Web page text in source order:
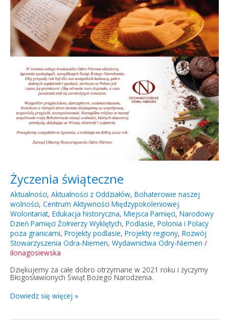
Życzenia świąteczne
Aktualności, Aktualności z Oddziałów, Bohaterowie naszej
wolności, Centrum Aktywności Międzypokoleniowej.
Wolontariat, Edukacja historyczna, Miejsca Pamięci, Narodowy
Dzień Pamięci Żołnierzy Wyklętych, Podlasie, Polonia i Polacy
poza granicami, Projekty podlasie, Projekty regiony, Rozwój
Stowarzyszenia Odra-Niemen, Wydawnictwa Odry-Niemen /
ilonagosiewska
Dziękujemy za całe dobro otrzymane w 2021 roku i życzymy
Błogosławionych Świąt Bożego Narodzenia.
Dowiedz się więcej »